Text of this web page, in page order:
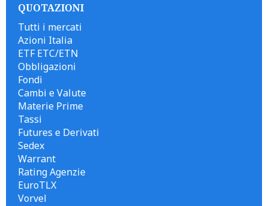
QUOTAZIONI
Tutti i mercati
Azioni Italia
ETF ETC/ETN
Obbligazioni
Fondi
Cambi e Valute
Materie Prime
Tassi
Futures e Derivati
Sedex
Warrant
Rating Agenzie
EuroTLX
Vorvel